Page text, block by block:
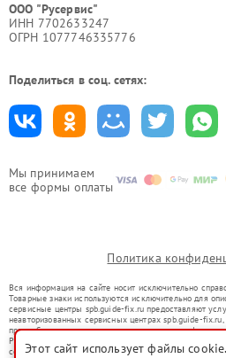
Мы принимаем
все формы оплаты
ООО "Русервис"
ИНН 7702633247
ОГРН 1077746335776
Поделиться в соц. сетях:
Политика
Вся информация на сайте носит исключительно
Товарные знаки используются исключительно для
сервисные центры spb.guide-fix.ru предоставляют
неавторизованных сервисных центрах spb.guide-
правообладателями товарных знаков или их
Ремонт осуществляется для устройств, уже
со статьей 1487 ГК РФ.
Этот сайт использует файлы